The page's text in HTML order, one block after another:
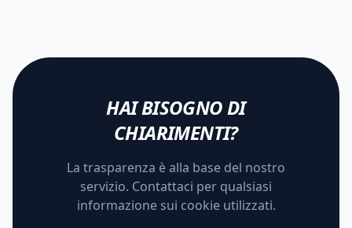
HAI BISOGNO DI
CHIARIMENTI?
La trasparenza è alla base del nostro
servizio. Contattaci per qualsiasi
informazione sui cookie utilizzati.